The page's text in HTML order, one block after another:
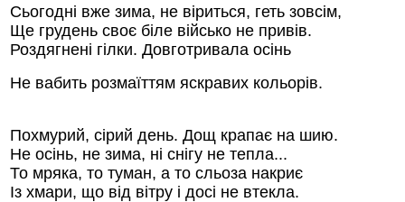
Стамбул 2010
Сьогодні вже зима, не віриться, геть зовсім,
Ще грудень своє біле військо не привів.
Роздягнені гілки. Довготривала осінь
Не вабить розмаїттям яскравих кольорів.
Похмурий, сірий день. Дощ крапає на шию.
Не осінь, не зима, ні снігу не тепла...
То мряка, то туман, а то сльоза накриє
Із хмари, що від вітру і досі не втекла.